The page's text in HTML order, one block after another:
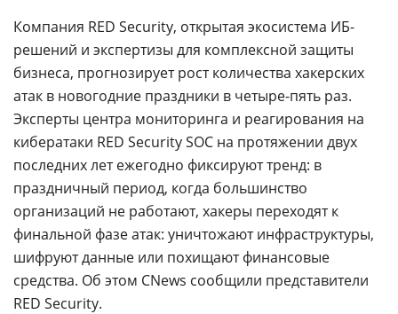
Компания RED Security, открытая экосистема ИБ-
решений и экспертизы для комплексной защиты
бизнеса, прогнозирует рост количества хакерских
атак в новогодние праздники в четыре-пять раз.
Эксперты центра мониторинга и реагирования на
кибератаки RED Security SOC на протяжении двух
последних лет ежегодно фиксируют тренд: в
праздничный период, когда большинство
организаций не работают, хакеры переходят к
финальной фазе атак: уничтожают инфраструктуры,
шифруют данные или похищают финансовые
средства. Об этом CNews сообщили представители
RED Security.